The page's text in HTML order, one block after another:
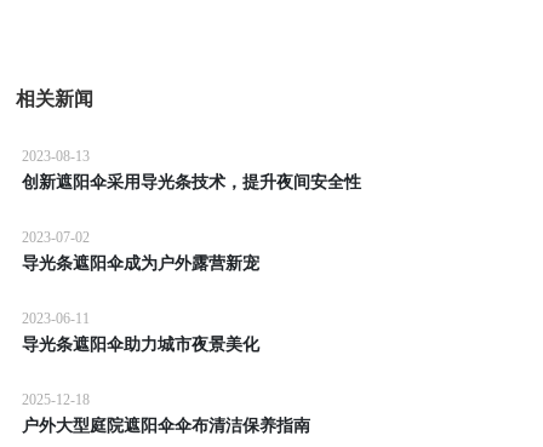
相关新闻
2023-08-13
创新遮阳伞采用导光条技术，提升夜间安全性
2023-07-02
导光条遮阳伞成为户外露营新宠
2023-06-11
导光条遮阳伞助力城市夜景美化
2025-12-18
户外大型庭院遮阳伞伞布清洁保养指南